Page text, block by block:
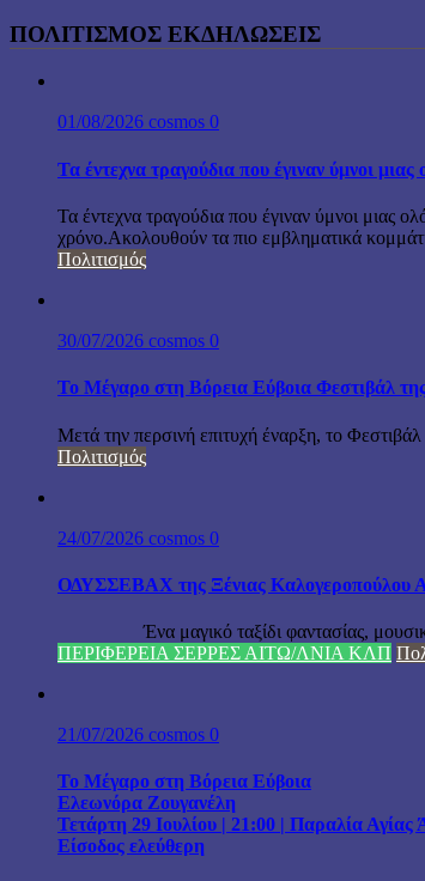
ΠΟΛΙΤΙΣΜΟΣ ΕΚΔΗΛΩΣΕΙΣ
01/08/2026 cosmos 0
Τα έντεχνα τραγούδια που έγιναν ύμνοι μιας
Τα έντεχνα τραγούδια που έγιναν ύμνοι μιας
χρόνο.Ακολουθούν τα πιο εμβληματικά
Πολιτισμός
30/07/2026 cosmos 0
Το Μέγαρο στη Βόρεια Εύβοια Φεστιβάλ
Μετά την περσινή επιτυχή έναρξη, το
Πολιτισμός
24/07/2026 cosmos 0
ΟΔΥΣΣΕΒΑΧ της Ξένιας
Ένα μαγικό ταξίδι φαντασίας, μουσικής
ΠΕΡΙΦΕΡΕΙΑ ΣΕΡΡΕΣ ΑΙΤΩ/ΛΝΙΑ ΚΛΠ
21/07/2026 cosmos 0
Το Μέγαρο στη Βόρεια Εύβοια
Ελεωνόρα Ζουγανέλη
Τετάρτη 29 Ιουλίου | 21:00 | Παραλία Αγίας
Είσοδος ελεύθερη